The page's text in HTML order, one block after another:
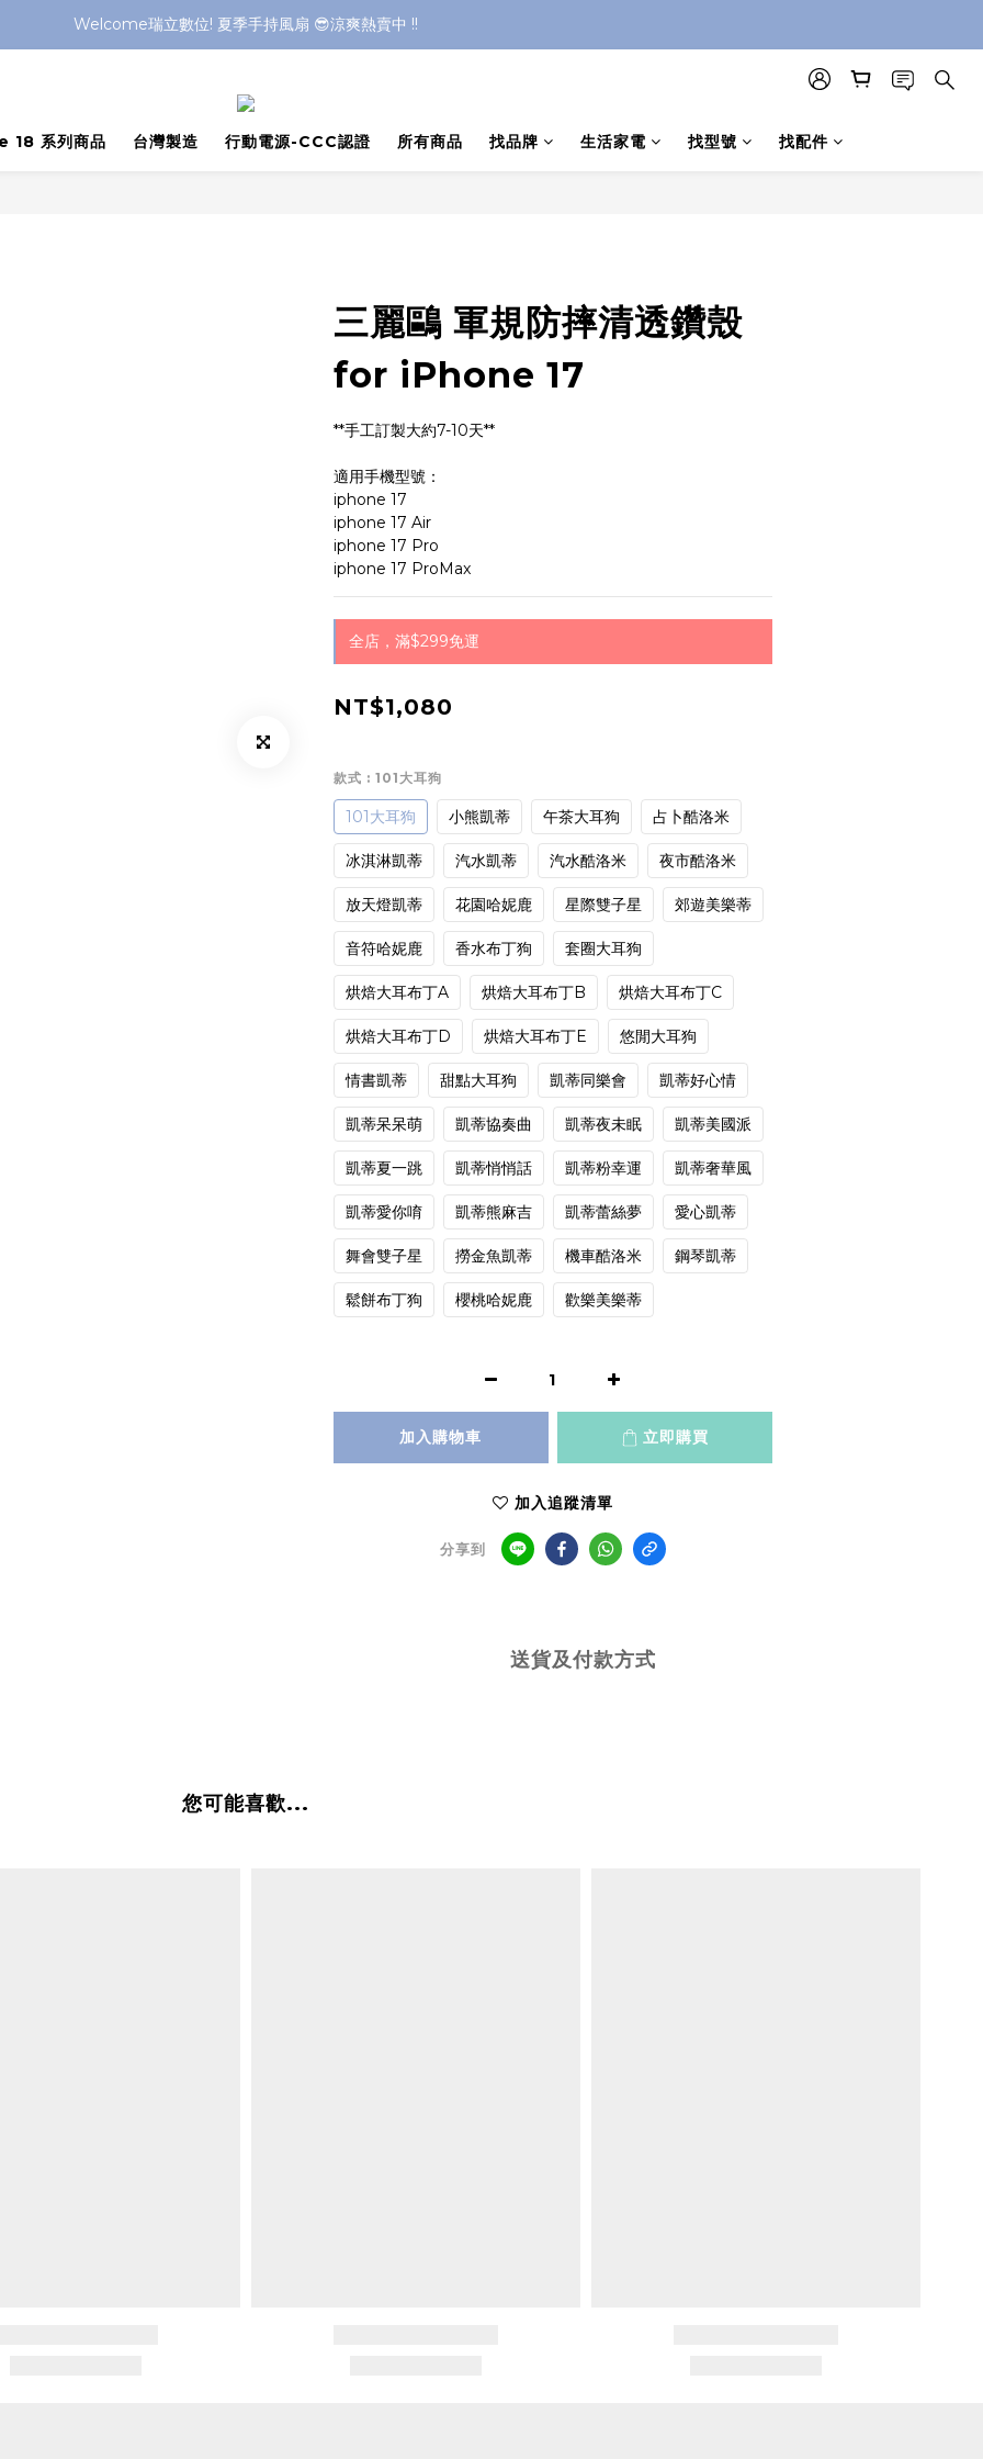
Welcome瑞立數位! 夏季手持風扇 😎涼爽熱賣中 !!
Welcome瑞立數位! 夏季手持風扇 😎涼爽熱賣中 !!
18 系列商品
台灣製造 行動電源-CCC認證 所有商品 找品牌 生活家電 找型號 找配件
三麗鷗 軍規防摔清透鑽殼
for iPhone 17
**手工訂製大約7-10天**
適用手機型號：
iphone 17
iphone 17 Air
iphone 17 Pro
iphone 17 ProMax
全店，滿$299免運
NT$1,080
款式 : 101大耳狗
101大耳狗 小熊凱蒂 午茶大耳狗 占卜酷洛米
冰淇淋凱蒂 汽水凱蒂 汽水酷洛米 夜市酷洛米
放天燈凱蒂 花園哈妮鹿 星際雙子星 郊遊美樂蒂
音符哈妮鹿 香水布丁狗 套圈大耳狗
烘焙大耳布丁A 烘焙大耳布丁B 烘焙大耳布丁C
烘焙大耳布丁D 烘焙大耳布丁E 悠閒大耳狗
情書凱蒂 甜點大耳狗 凱蒂同樂會 凱蒂好心情
凱蒂呆呆萌 凱蒂協奏曲 凱蒂夜未眠 凱蒂美國派
凱蒂夏一跳 凱蒂悄悄話 凱蒂粉幸運 凱蒂奢華風
凱蒂愛你唷 凱蒂熊麻吉 凱蒂蕾絲夢 愛心凱蒂
舞會雙子星 撈金魚凱蒂 機車酷洛米 鋼琴凱蒂
鬆餅布丁狗 櫻桃哈妮鹿 歡樂美樂蒂
加入購物車 立即購買
加入追蹤清單
分享到
送貨及付款方式
您可能喜歡...